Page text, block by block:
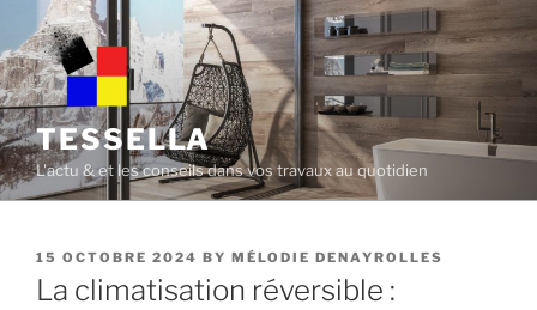
content
TESSELLA
L'actu & et les conseils dans vos travaux au quotidien
POSTED
ON
15 OCTOBRE 2024 BY MÉLODIE DENAYROLLES
La climatisation réversible :